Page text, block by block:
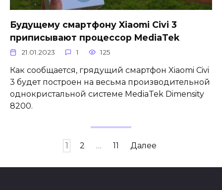
Будущему смартфону Xiaomi Civi 3
приписывают процессор MediaTek
21.01.2023 1 125
Как сообщается, грядущий смартфон Xiaomi Civi
3 будет построен на весьма производительной
однокристальной системе MediaTek Dimensity
8200.
1 2 … 11 Далее